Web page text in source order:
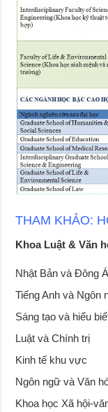
THAM KHẢO:
Khoa Luật & Văn
Nhật Bản và Đông
Tiếng Anh và Ngôn
Sáng tạo và hiểu
Luật và Chính trị
Kinh tế khu vực
Ngôn ngữ và Văn
Khoa học Xã hội-